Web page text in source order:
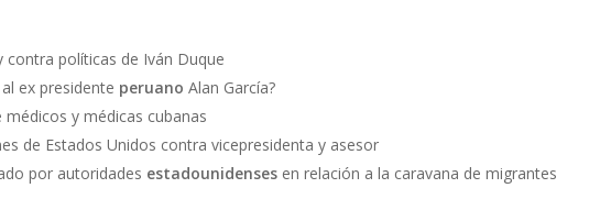
contra políticas de Iván Duque
ex presidente peruano Alan García?
y médicas cubanas
de Estados Unidos contra vicepresidenta y asesor
por autoridades estadounidenses en relación a la caravana de migrantes